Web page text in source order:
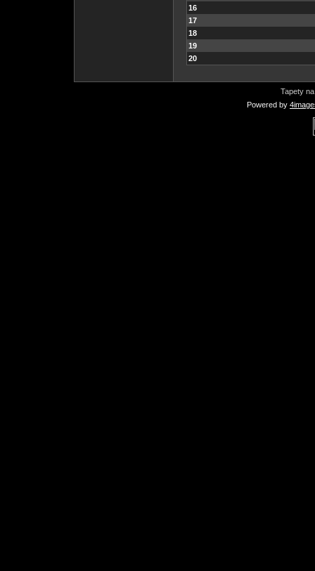
16
17
18
19
20
Tapety
Powered by